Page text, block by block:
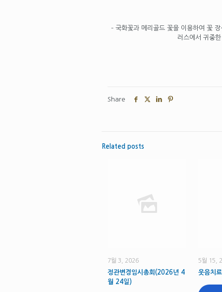
– 국화꽃과 메리골드 꽃을 이용하여 꽃
러스에서 귀중
Share
Related posts
7월 3, 2026
정관변경임시총회(2026년 4
월 24일)
5월 15,
웃음치